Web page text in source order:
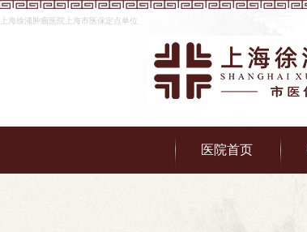
上海徐浦肿瘤医院上海市医保定点单位
医院首页